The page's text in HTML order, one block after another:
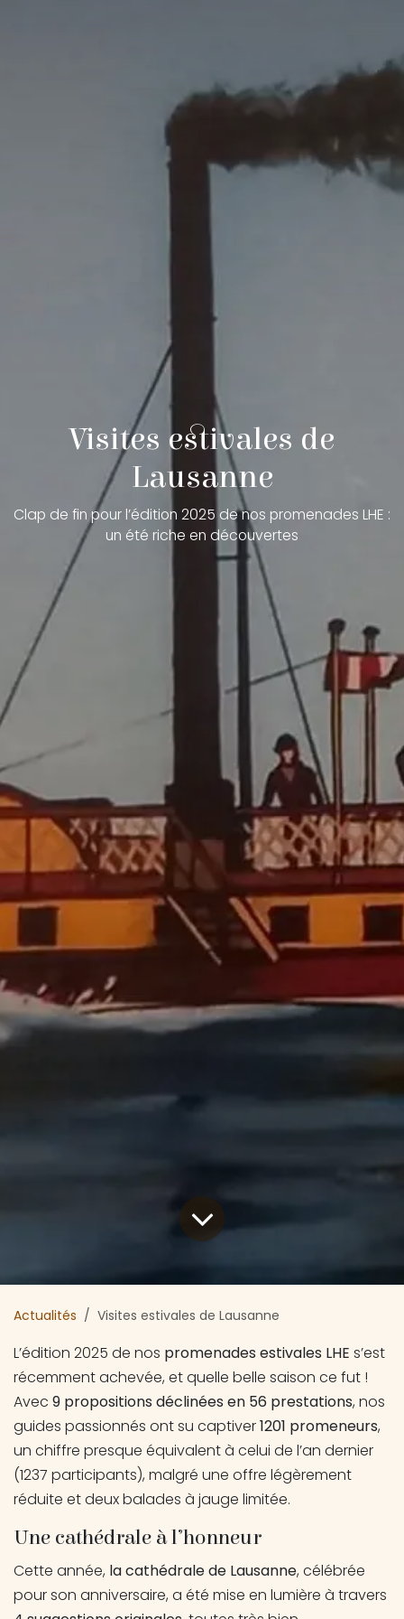
Visites estivales de
Lausanne
Clap de fin pour l’édition 2025 de nos promenades LHE :
un été riche en découvertes
Actualités Visites estivales de Lausanne
L’édition 2025 de nos promenades estivales LHE s’est
récemment achevée, et quelle belle saison ce fut !
Avec 9 propositions déclinées en 56 prestations, nos
guides passionnés ont su captiver1201 promeneurs,
un chiffre presque équivalent à celui de l’an dernier
(1237 participants), malgré une offre légèrement
réduite et deux balades à jauge limitée.
Une cathédrale à l’honneur
Cette année, la cathédrale de Lausanne, célébrée
pour son anniversaire, a été mise en lumière à travers